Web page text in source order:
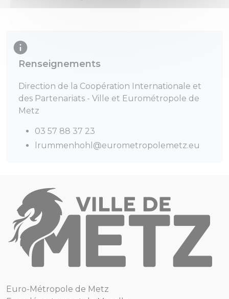
Renseignements
Direction de la Coopération Internationale et
des Partenariats - Ville et Eurométropole de
Metz
03 57 88 37 23
lrummenhohl@eurometropolemetz.eu
Euro-Métropole de Metz